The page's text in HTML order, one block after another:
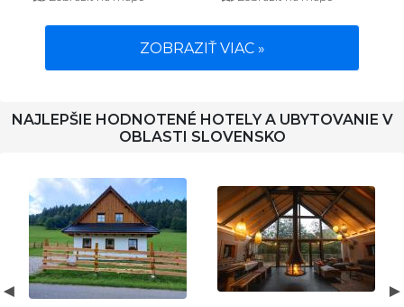
ZOBRAZIŤ VIAC »
NAJLEPŠIE HODNOTENÉ HOTELY A UBYTOVANIE V
OBLASTI SLOVENSKO